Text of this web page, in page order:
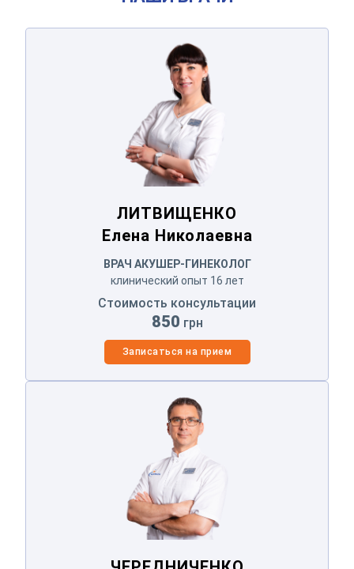
ЛИТВИЩЕНКО
ЛИТВИЩЕНКО
Елена Николаевна
ВРАЧ АКУШЕР-ГИНЕКОЛОГ
клинический опыт 16 лет
Стоимость консультации
850 грн
Записаться на прием
ЧЕРЕДНИЧЕНКО